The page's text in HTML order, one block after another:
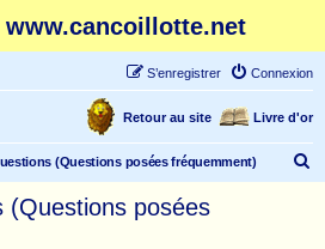
www.cancoillotte.net
Connexion
S’enregistrer
Livre d'or
Retour au site
(Questions posées fréquemment)
(Questions posées